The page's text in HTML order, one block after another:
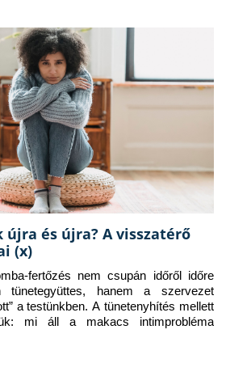
és újra? A visszatérő
(x)
fertőzés nem csupán időről időre
tünetegyüttes, hanem a szervezet
a testünkben. A tünetenyhítés mellett
mi áll a makacs intimprobléma